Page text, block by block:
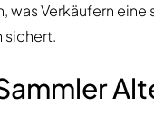
was Verkäufern eine
sichert.